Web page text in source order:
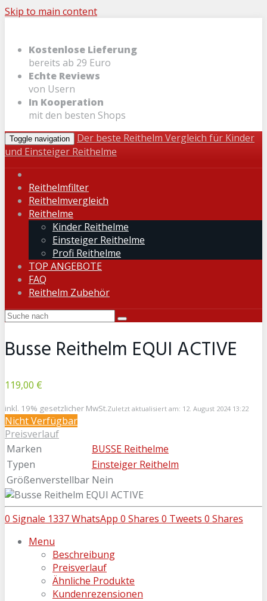
Skip to main content
Kostenlose Lieferung
bereits ab 29 Euro
Echte Reviews
von Usern
In Kooperation
mit den besten Shops
Toggle navigation
Der beste Reithelm Vergleich für Kinder
und Einsteiger Reithelme
Reithelmfilter
Reithelmvergleich
Reithelme
Kinder Reithelme
Einsteiger Reithelme
Profi Reithelme
TOP ANGEBOTE
FAQ
Reithelm Zubehör
Busse Reithelm EQUI ACTIVE
119,00 €
inkl. 19% gesetzlicher MwSt.Zuletzt aktualisiert am: 12. August 2024 13:22
Nicht Verfügbar
Preisverlauf
Marken
BUSSE Reithelme
Typen
Einsteiger Reithelm
Größenverstellbar Nein
0 Signale 1337WhatsApp 0 Shares 0 Tweets 0 Shares
Menu
Beschreibung
Preisverlauf
Ähnliche Produkte
Kundenrezensionen